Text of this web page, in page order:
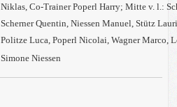
Niklas, Co-Trainer Poperl Harry; Mitte v. l.:
Scherner Quentin, Niessen Manuel, Stütz
Politze Luca, Poperl Nicolai, Wagner Marco,
Simone Niessen